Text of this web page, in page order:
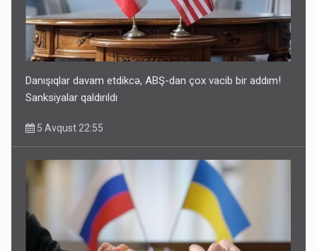
Danışıqlar davam etdikcə, ABŞ-dan çox vacib bir addım!
Sanksiyalar qaldırıldı
5 Avqust 22:55